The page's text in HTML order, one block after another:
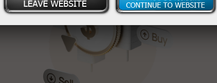
赛道速度与交易速度共享相同价值
观。Ales Loprais将刺激与纪律元素
带入交易世界，作为InstaForex合作
伙伴，激励客户实现雄心勃勃的目
无风险交易—
我们保证您的利润
最高X1000奖金—市场上最大倍数